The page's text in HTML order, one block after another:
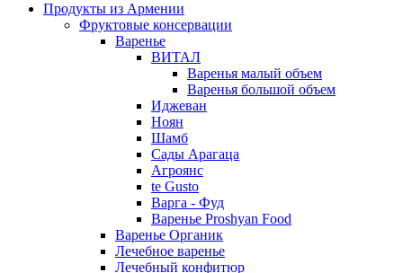
Продукты из Армении
Фруктовые консервации
Варенье
ВИТАЛ
Варенья малый объем
Варенья большой объем
Иджеван
Ноян
Шамб
Сады Арагаца
Агроянс
te Gusto
Варга - Фуд
Варенье Proshyan Food
Варенье Органик
Лечебное варенье
Лечебный конфитюр